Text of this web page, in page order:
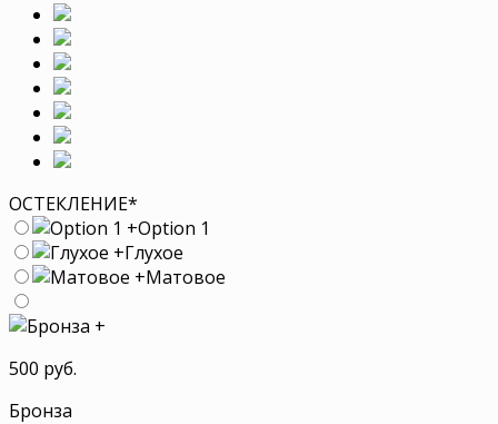
ОСТЕКЛЕНИЕ*
+Option 1
+Глухое
+Матовое
+
500 руб.
Бронза